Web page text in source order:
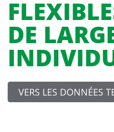
DE
VERS LES DONNÉES